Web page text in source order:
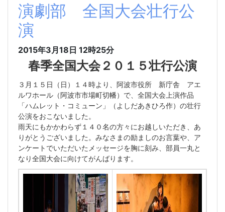
演劇部 全国大会壮行公
演
2015年3月18日 12時25分
春季全国大会２０１５壮行公演
３月１５日（日）１４時より、阿波市役所 新庁舎 アエ
ルワホール（阿波市市場町切幡）で、全国大会上演作品
「ハムレット・コミューン」（よしだあきひろ作）の壮行
公演をおこないました。
雨天にもかかわらず１４０名の方々にお越しいただき、あ
りがとうございました。みなさまの励ましのお言葉や、ア
ンケートでいただいたメッセージを胸に刻み、部員一丸と
なり全国大会に向けてがんばります。